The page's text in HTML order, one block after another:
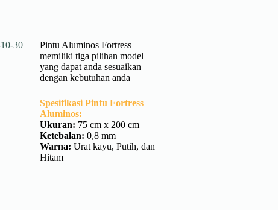
Pintu Aluminos Fortress
memiliki tiga pilihan model
yang dapat anda sesuaikan
dengan kebutuhan anda
Spesifikasi Pintu Fortress
Aluminos:
Ukuran: 75 cm x 200 cm
Ketebalan:0,8 mm
Warna:Urat kayu, Putih, dan
Hitam